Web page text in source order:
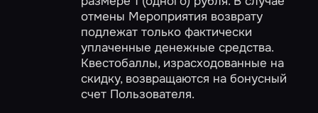
отмены Мероприятия возврату
подлежат только фактически
уплаченные денежные средства.
Квестобаллы, израсходованные на
скидку, возвращаются на бонусный
счет Пользователя.